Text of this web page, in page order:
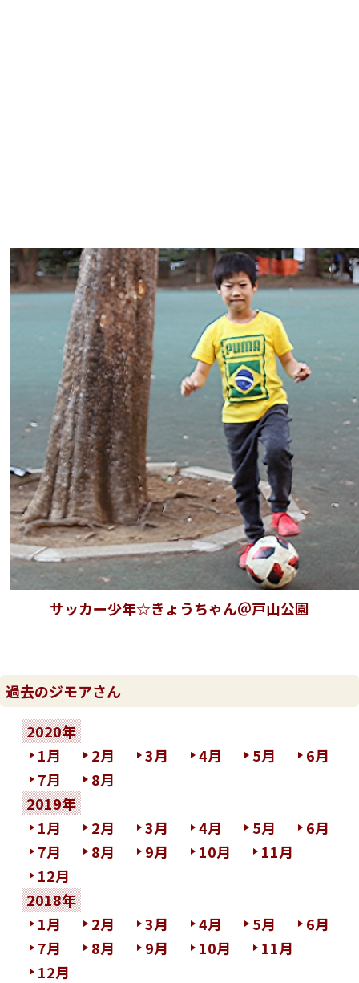
サッカー少年☆きょうちゃん＠戸山公園
過去のジモアさん
2020年
1月
2月 3月 4月 5月
6月
7月
8月
2019年
1月
2月 3月 4月 5月
6月
7月
8月 9月 10月
11月
12月
2018年
1月
2月 3月 4月 5月
6月
7月
8月 9月 10月
11月
12月